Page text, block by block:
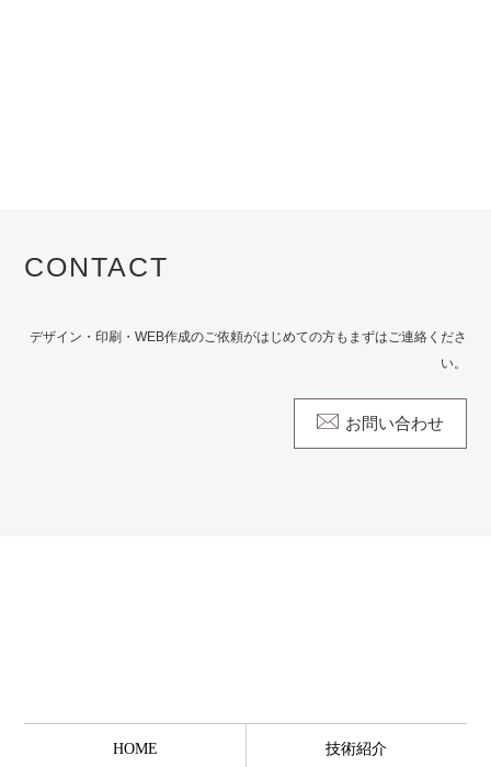
CONTACT
デザイン・印刷・WEB作成のご依頼がはじめての方もまずはご連絡くださ
い。
お問い合わせ
HOME 技術紹介